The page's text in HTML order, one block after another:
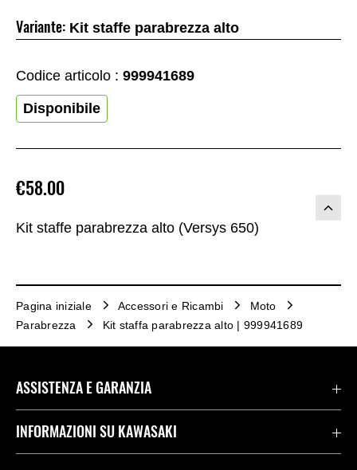
Kit staffe parabrezza alto (Versys 650)
€58.00
Variante: Kit staffe parabrezza alto
Codice articolo : 999941689
Disponibile
Pagina iniziale Accessori e Ricambi
Moto
Parabrezza
Kit staffa parabrezza alto | 999941689
ASSISTENZA E GARANZIA
Assistenza Stradale Kawasaki
INFORMAZIONI SU KAWASAKI